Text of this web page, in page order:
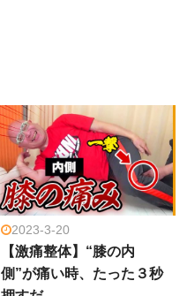
2023-3-20
【激痛整体】“膝の内
側”が痛い時、たった３秒